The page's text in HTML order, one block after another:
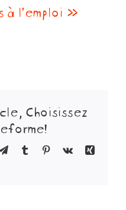
à l’emploi »
Choisissez
TelegramTumblr Pinterest
Vk
Xing